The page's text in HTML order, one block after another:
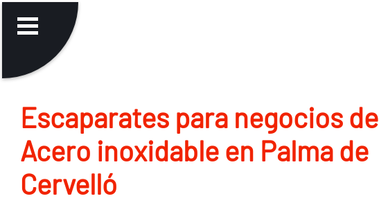
Escaparates para negocios de
Acero inoxidable en Palma de
Cervelló